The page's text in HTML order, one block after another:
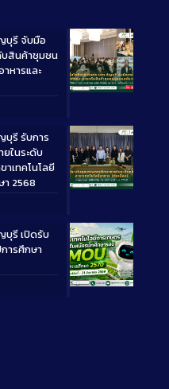
Long
บุรี จับมือ
สินค้าชุมชน
หารและ
Long
บุรี รับการ
ในระดับ
เทคโนโลยี
า 2568
Long
บุรี เปิดรับ
ารศึกษา